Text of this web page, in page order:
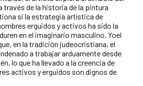
través de la historia de la pintura
si la estrategia artística de
erguidos y activos ha sido la
en el imaginario masculino. Yoel
en la tradición judeocristiana, el
a trabajar arduamente desde
lo que ha llevado a la creencia de
activos y erguidos son dignos de